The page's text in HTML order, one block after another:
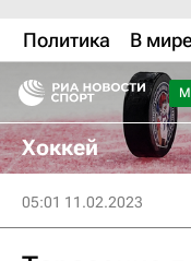
Политика В мире
Хоккей
05:01 11.02.2023